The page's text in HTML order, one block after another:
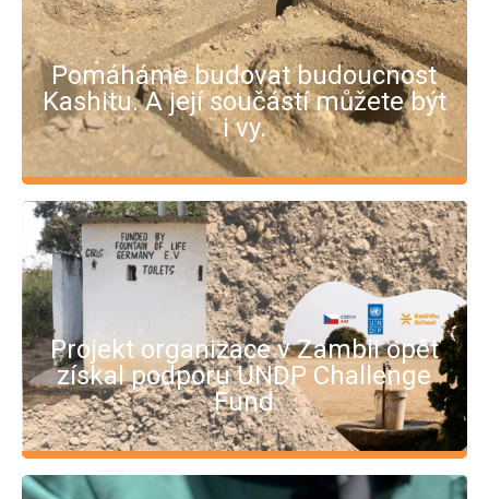
Pomáháme budovat budoucnost
Kashitu. A její součástí můžete být
i vy.
Projekt organizace v Zambii opět
získal podporu UNDP Challenge
Fund